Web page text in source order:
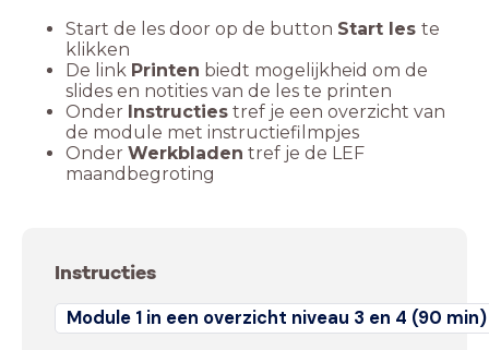
Start de les door op de button Start les te
klikken
De link Printen biedt mogelijkheid om de
slides en notities van de les te printen
Onder Instructies tref je een overzicht van
de module met instructiefilmpjes
Onder Werkbladen tref je de LEF
maandbegroting
Instructies
Module 1 in een overzicht niveau 3 en 4 (90